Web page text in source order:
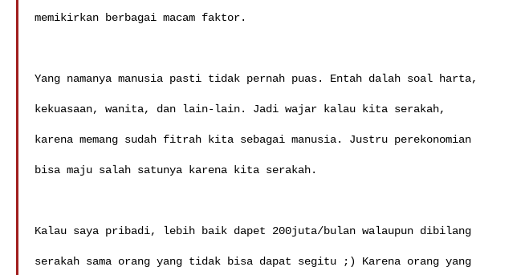
memikirkan berbagai macam faktor.
Yang namanya manusia pasti tidak pernah puas. Entah dalah soal harta,
kekuasaan, wanita, dan lain-lain. Jadi wajar kalau kita serakah,
karena memang sudah fitrah kita sebagai manusia. Justru perekonomian
bisa maju salah satunya karena kita serakah.
Kalau saya pribadi, lebih baik dapet 200juta/bulan walaupun dibilang
serakah sama orang yang tidak bisa dapat segitu ;) Karena orang yang